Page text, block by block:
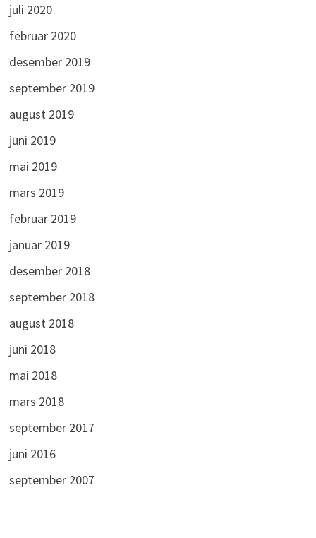
juli 2020
februar 2020
desember 2019
september 2019
august 2019
juni 2019
mai 2019
mars 2019
februar 2019
januar 2019
desember 2018
september 2018
august 2018
juni 2018
mai 2018
mars 2018
september 2017
juni 2016
september 2007